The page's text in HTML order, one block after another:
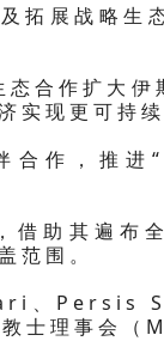
拓展战略生
合作扩大
实现更可持
合作，推
助其遍布
范围。
、Persis
士理事会（